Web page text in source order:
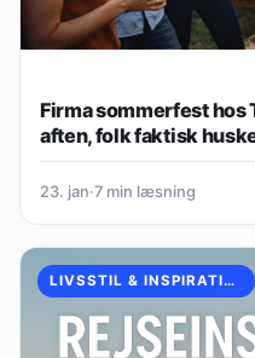
Firma sommerfest hos
aften, folk faktisk
23. jan·7 min læsning
LIVSSTIL & INSPIRATION